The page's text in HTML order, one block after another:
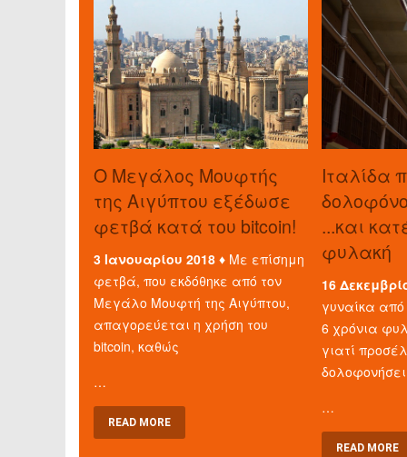
O Μεγάλος Μουφτής
της Αιγύπτου εξέδωσε
φετβά κατά του bitcoin!
3 Ιανουαρίου 2018 ♦ Με επίσημη
φετβά, που εκδόθηκε από τον
Μεγάλο Μουφτή της Αιγύπτου,
απαγορεύεται η χρήση του
bitcoin, καθώς
…
READ MORE
Ιταλίδα
...και
φυλακή
16
γυναίκα
6 χρόνια
γιατί
…
READ MORE